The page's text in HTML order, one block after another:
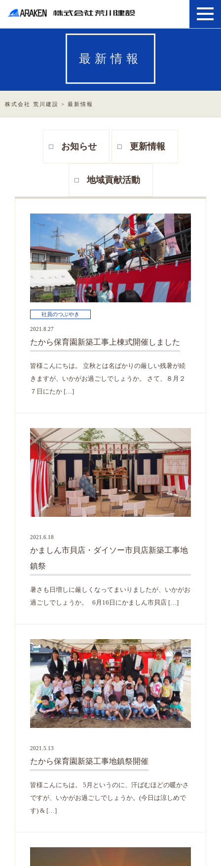
最新情報
株式会社 荒川建設 > 最新情報
お知らせ 更新情報
地域貢献活動
社員のつぶやき
2021.8.27
たから保育園新築工事上棟式開催しました
皆様こんにちは。 立秋とは名ばかりの厳しい残暑が続
きますが、いかがお過ごしでしょうか。 さて、８月２
７日にたか […]
2021.6.18
かましん市貝店・ダイソー市貝店新築工事地
鎮祭
暑さも日増しに厳しくなってまいりましたが、いかがお
過ごしでしょうか。 6月16日にかましん市貝店 […]
2021.5.13
たから保育園新築工事地鎮祭開催
皆様こんにちは。 5月というのに、汗ばむほどの暖かさ
ですが、いかがお過ごしでしょうか。(今日は涼しめで
す) & […]